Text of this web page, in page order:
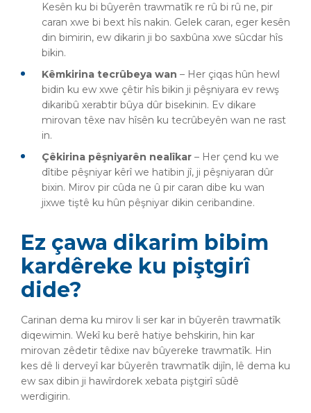
Kesên ku bi bûyerên trawmatîk re rû bi rû ne, pir
caran xwe bi bext hîs nakin. Gelek caran, eger kesên
din bimirin, ew dikarin ji bo saxbûna xwe sûcdar hîs
bikin.
Kêmkirina tecrûbeya wan – Her çiqas hûn hewl
bidin ku ew xwe çêtir hîs bikin ji pêşniyara ev rewş
dikaribû xerabtir bûya dûr bisekinin. Ev dikare
mirovan têxe nav hîsên ku tecrûbeyên wan ne rast
in.
Çêkirina pêşniyarên nealîkar – Her çend ku we
dîtibe pêşniyar kêrî we hatibin jî, ji pêşniyaran dûr
bixin. Mirov pir cûda ne û pir caran dibe ku wan
jixwe tiştê ku hûn pêşniyar dikin ceribandine.
Ez çawa dikarim bibim
kardêreke ku piştgirî
dide?
Carinan dema ku mirov li ser kar in bûyerên trawmatîk
diqewimin. Wekî ku berê hatiye behskirin, hin kar
mirovan zêdetir têdixe nav bûyereke trawmatîk. Hin
kes dê li derveyî kar bûyerên trawmatîk dijîn, lê dema ku
ew sax dibin ji hawîrdorek xebata piştgirî sûdê
werdigirin.